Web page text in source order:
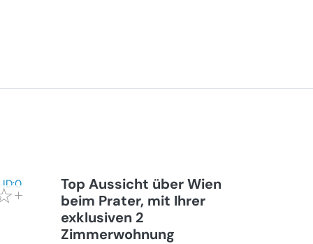
Top Aussicht über Wien
beim Prater, mit Ihrer
exklusiven 2
Zimmerwohnung